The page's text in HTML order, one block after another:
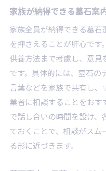
定期的な墓石管
墓石案内を活用
無縁墓扱いの条
墓石管理で家族
法
お墓にコンクリート
墓石とコンクリ
墓石案内で知る
ト
コンクリートが
家族が納得できる墓石案
家族全員が納得できる墓
を押さえることが肝心で
供養方法まで考慮し、意見
です。具体的には、墓石の
言葉などを家族で共有し
業者に相談することをおす
で話し合いの時間を設け、
ておくことで、相談がスム
る形に近づきます。